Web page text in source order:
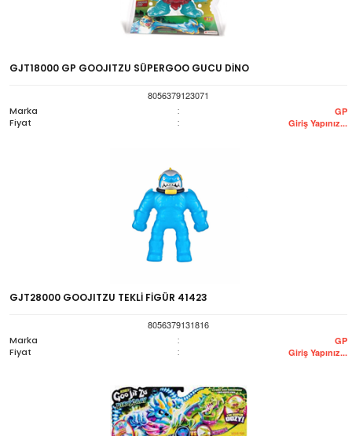
GJT18000 GP GOOJITZU SÜPERGOO GUCU DİNO
8056379123071
Marka
: GP
Fiyat : Giriş Yapınız...
GJT28000 GOOJITZU TEKLİ FİGÜR 41423
8056379131816
Marka
: GP
Fiyat : Giriş Yapınız...